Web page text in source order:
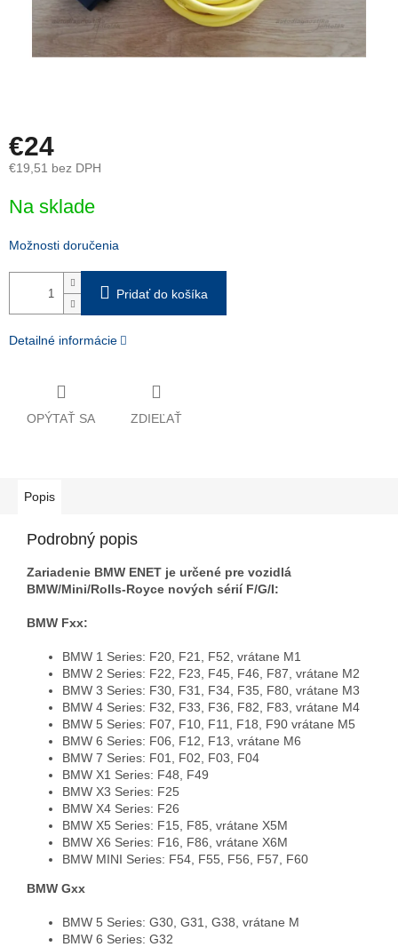
€24
€19,51 bez DPH
cena:
Na sklade
Možnosti doručenia
Pridať do košíka
Detailné informácie
OPÝTAŤ SA ZDIEĽAŤ
Popis
Podrobný popis
Zariadenie BMW ENET je určené pre vozidlá
BMW/Mini/Rolls-Royce nových sérií F/G/I:
BMW Fxx:
BMW 1 Series: F20, F21, F52, vrátane M1
BMW 2 Series: F22, F23, F45, F46, F87, vrátane M2
BMW 3 Series: F30, F31, F34, F35, F80, vrátane M3
BMW 4 Series: F32, F33, F36, F82, F83, vrátane M4
BMW 5 Series: F07, F10, F11, F18, F90 vrátane M5
BMW 6 Series: F06, F12, F13, vrátane M6
BMW 7 Series: F01, F02, F03, F04
BMW X1 Series: F48, F49
BMW X3 Series: F25
BMW X4 Series: F26
BMW X5 Series: F15, F85, vrátane X5M
BMW X6 Series: F16, F86, vrátane X6M
BMW MINI Series: F54, F55, F56, F57, F60
BMW Gxx
BMW 5 Series: G30, G31, G38, vrátane M
BMW 6 Series: G32